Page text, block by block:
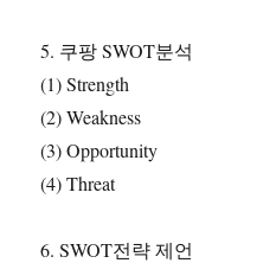
5. 쿠팡 SWOT분석
(1) Strength
(2) Weakness
(3) Opportunity
(4) Threat
6. SWOT전략 제언